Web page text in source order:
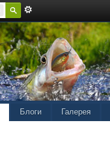
Блоги Галерея